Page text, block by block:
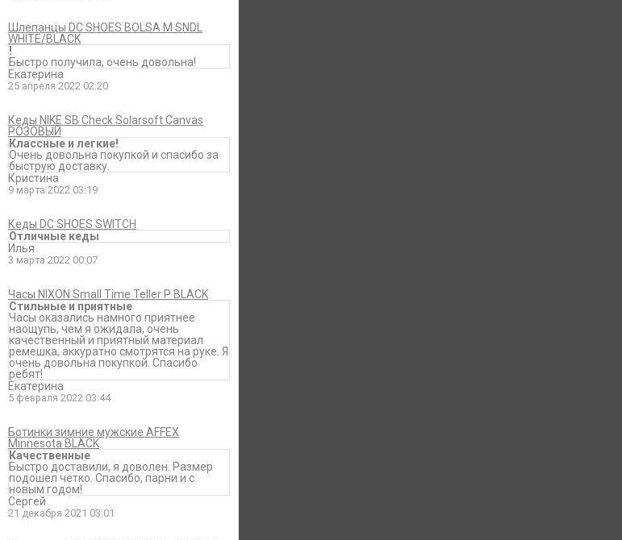
Шлепанцы DC SHOES BOLSA M SNDL
WHITE/BLACK
!
Быстро получила, очень довольна!
Екатерина
25 апреля 2022 02:20
Кеды NIKE SB Check Solarsoft Canvas
РОЗОВЫЙ
Классные и легкие!
Очень довольна покупкой и спасибо за
быструю доставку.
Кристина
9 марта 2022 03:19
Кеды DC SHOES SWITCH
Отличные кеды
Илья
3 марта 2022 00:07
Часы NIXON Small Time Teller P BLACK
Стильные и приятные
Часы оказались намного приятнее
наощупь, чем я ожидала, очень
качественный и приятный материал
ремешка, аккуратно смотрятся на руке. Я
очень довольна покупкой. Спасибо
ребят!
Екатерина
5 февраля 2022 03:44
Ботинки зимние мужские AFFEX
Minnesota BLACK
Качественные
Быстро доставили, я доволен. Размер
подошел четко. Спасибо, парни и с
новым годом!
Сергей
21 декабря 2021 03:01